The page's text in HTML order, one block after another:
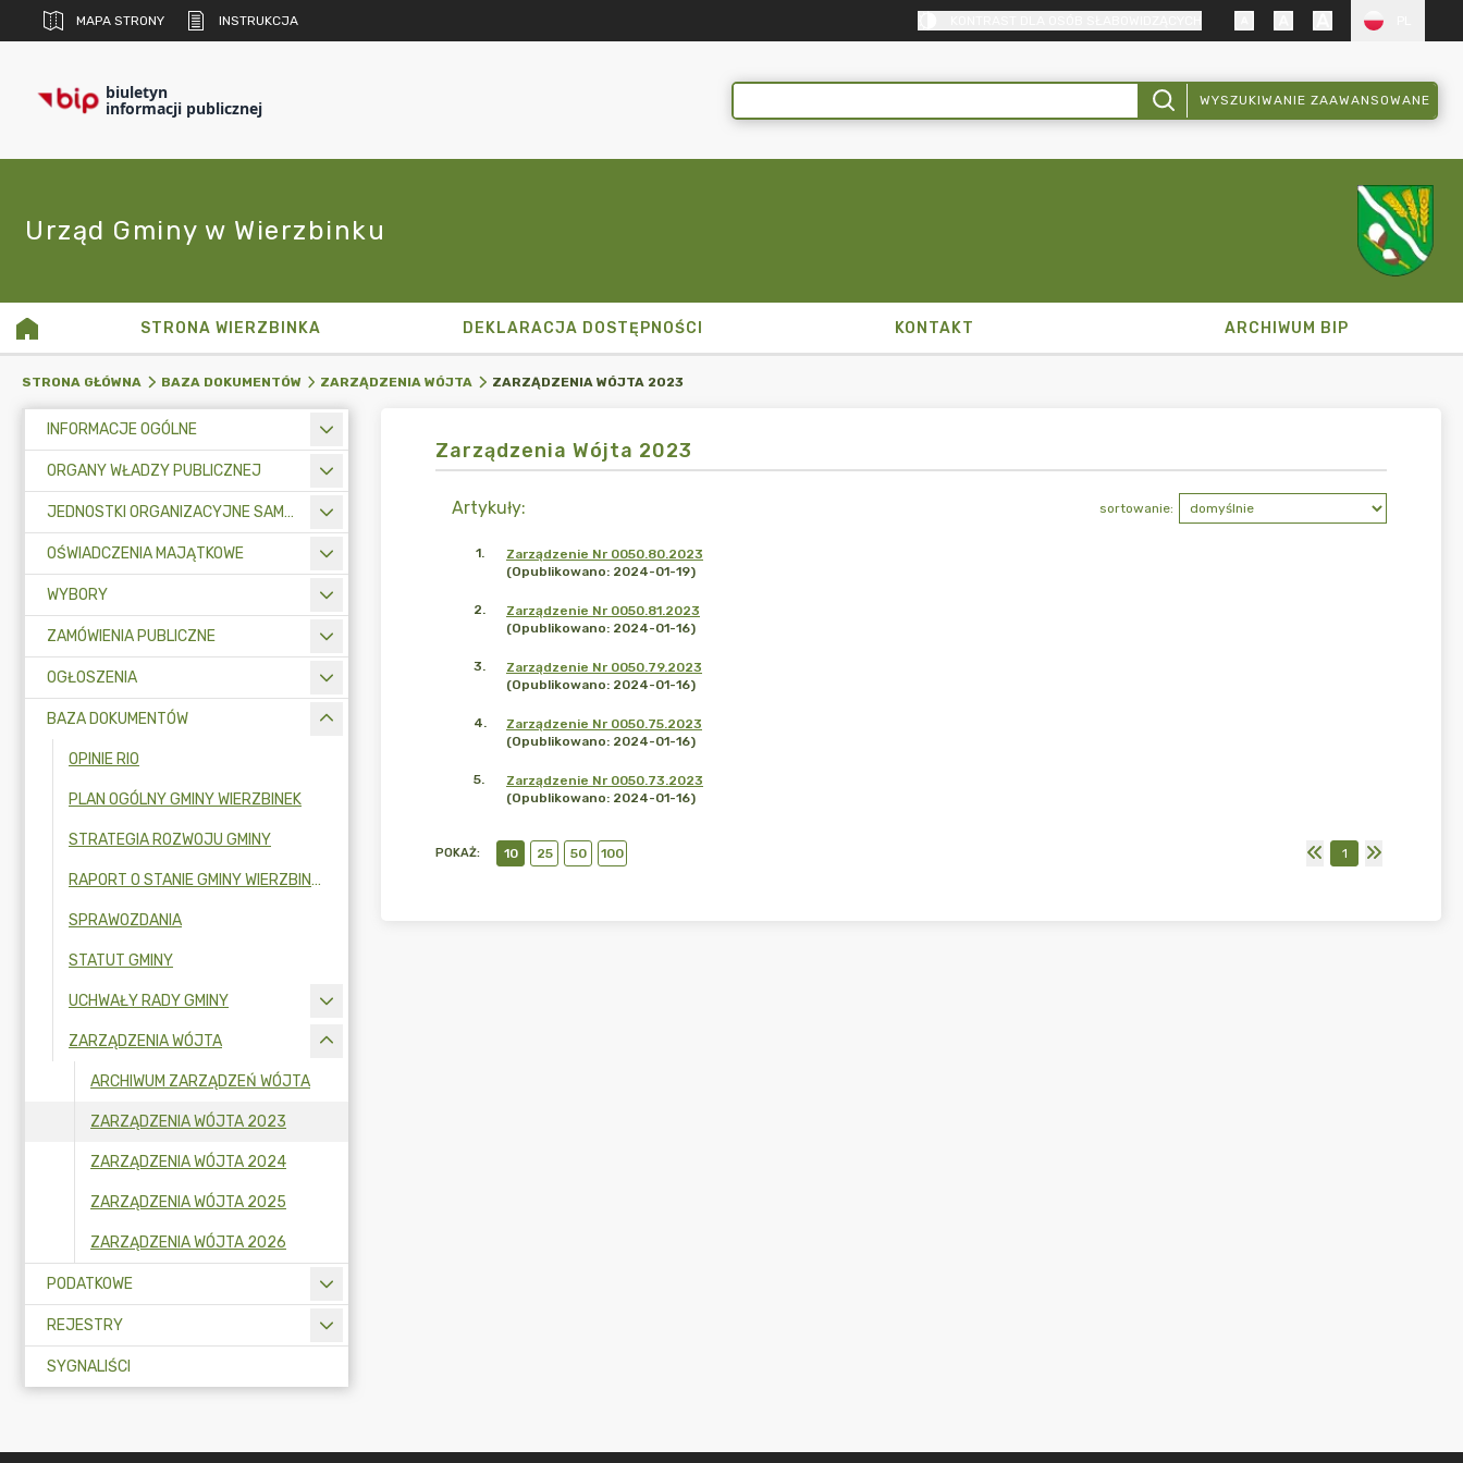
MAPA STRONY INSTRUKCJA
biuletyn
informacji publicznej WYSZUKIWANIE ZAAWANSOWANE
Urząd Gminy w Wierzbinku
STRONA WIERZBINKA DEKLARACJA DOSTĘPNOŚCI KONTAKT ARCHIWUM BIP
STRONA GŁÓWNA BAZA DOKUMENTÓW ZARZĄDZENIA WÓJTA ZARZĄDZENIA WÓJTA 2023
INFORMACJE OGÓLNE
ORGANY WŁADZY PUBLICZNEJ
JEDNOSTKI ORGANIZACYJNE SAMORZĄDU TERYTORIALNEGO
OŚWIADCZENIA MAJĄTKOWE
WYBORY
ZAMÓWIENIA PUBLICZNE
OGŁOSZENIA
BAZA DOKUMENTÓW
OPINIE RIO
PLAN OGÓLNY GMINY WIERZBINEK
STRATEGIA ROZWOJU GMINY
RAPORT O STANIE GMINY WIERZBINEK
SPRAWOZDANIA
STATUT GMINY
UCHWAŁY RADY GMINY
ZARZĄDZENIA WÓJTA
ARCHIWUM ZARZĄDZEŃ WÓJTA
ZARZĄDZENIA WÓJTA 2023
ZARZĄDZENIA WÓJTA 2024
ZARZĄDZENIA WÓJTA 2025
ZARZĄDZENIA WÓJTA 2026
PODATKOWE
REJESTRY
SYGNALIŚCI
Zarządzenia Wójta 2023
Artykuły: sortowanie:
1.
Zarządzenie Nr 0050.80.2023
(Opublikowano: 2024-01-19)
2.
Zarządzenie Nr 0050.81.2023
(Opublikowano: 2024-01-16)
3.
Zarządzenie Nr 0050.79.2023
(Opublikowano: 2024-01-16)
4.
Zarządzenie Nr 0050.75.2023
(Opublikowano: 2024-01-16)
5.
Zarządzenie Nr 0050.73.2023
(Opublikowano: 2024-01-16)
POKAŻ: 10 25 50 100 1